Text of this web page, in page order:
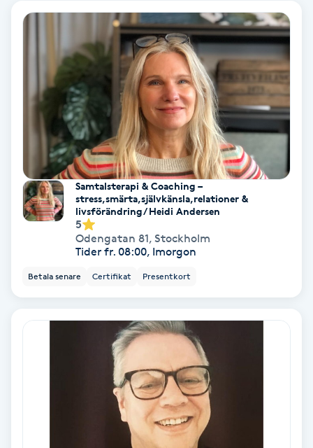
Plastikkirurgi
Powder brows
Power Yoga
PRP (Platelet Rich Plasma)
PRX-T33
Samtalsterapi & Coaching –
stress,smärta,självkänsla,relationer &
livsförändring/ Heidi Andersen
5
Odengatan 81, Stockholm
Tider fr. 08:00, Imorgon
Betala senare Certifikat Presentkort